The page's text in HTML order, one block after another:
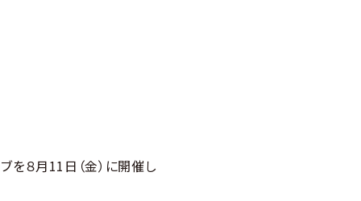
８月11日（金）に開催し